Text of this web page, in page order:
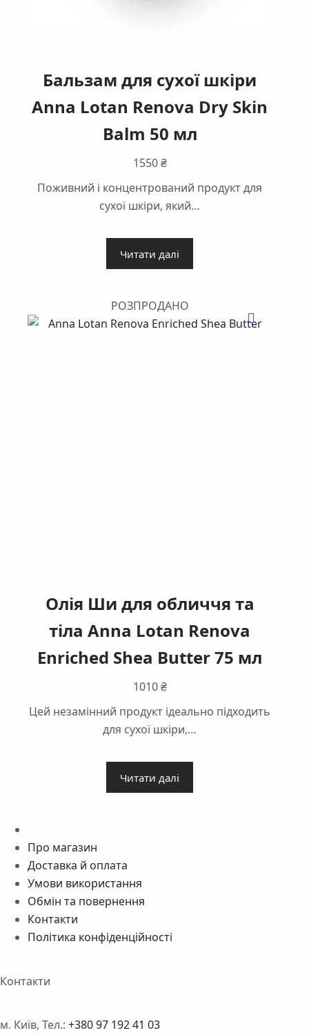
Бальзам для сухої шкіри
Anna Lotan Renova Dry Skin
Balm 50 мл
1550₴
Поживний і концентрований продукт для
сухої шкіри, який…
Читати далі
РОЗПРОДАНО
Олія Ши для обличчя та
тіла Anna Lotan Renova
Enriched Shea Butter 75 мл
1010₴
Цей незамінний продукт ідеально підходить
для сухої шкіри,…
Читати далі
Про магазин
Доставка й оплата
Умови використання
Обмін та повернення
Контакти
Політика конфіденційності
Контакти
м. Київ, Тел.: +380 97 192 41 03